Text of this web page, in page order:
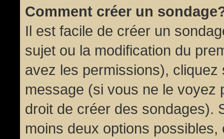
Comment créer un
Il est facile de créer un
sujet ou la modification du
avez les permissions), cliquez
message (si vous ne le voyez
droit de créer des sondages).
moins deux options